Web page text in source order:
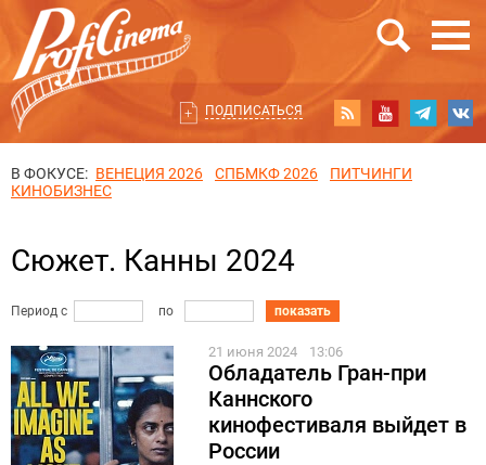
ПОДПИСАТЬСЯ
В ФОКУСЕ: ВЕНЕЦИЯ 2026 СПБМКФ 2026
ПИТЧИНГИ
КИНОБИЗНЕС
Сюжет. Канны 2024
Период с по показать
21 июня 2024 13:06
Обладатель Гран-при
Каннского
кинофестиваля выйдет в
России